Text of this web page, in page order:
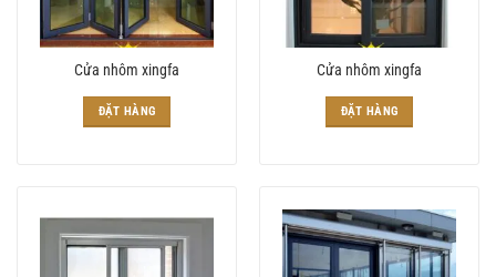
Cửa nhôm xingfa
ĐẶT HÀNG
Cửa nhôm xingfa
ĐẶT HÀNG